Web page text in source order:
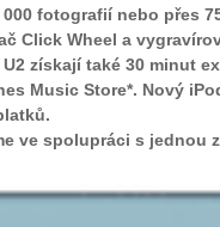
fotografií nebo přes
Click Wheel a
získají také 30 minut
Music Store*. Nový
ve spolupráci s jednou z